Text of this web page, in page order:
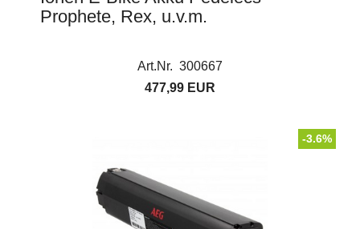
Prophete, Rex, u.v.m.
Art.Nr. 300667
477,99 EUR
-3.6%